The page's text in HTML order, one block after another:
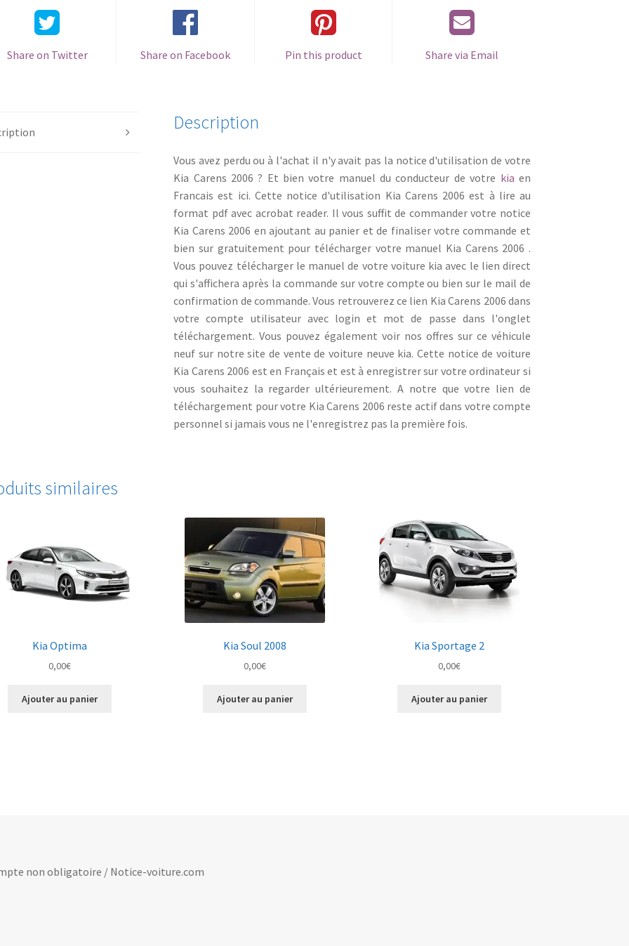
Share on Twitter Share on Facebook Pin this product Share via Email
Description
Vous avez perdu ou à l'achat il n'y avait pas la notice d'utilisation de votre
Kia Carens 2006 ? Et bien votre manuel du conducteur de votre kia en
Francais est ici. Cette notice d'utilisation Kia Carens 2006 est à lire au
format pdf avec acrobat reader. Il vous suffit de commander votre notice
Kia Carens 2006 en ajoutant au panier et de finaliser votre commande et
bien sur gratuitement pour télécharger votre manuel Kia Carens 2006 .
Vous pouvez télécharger le manuel de votre voiture kia avec le lien direct
qui s'affichera après la commande sur votre compte ou bien sur le mail de
confirmation de commande. Vous retrouverez ce lien Kia Carens 2006 dans
votre compte utilisateur avec login et mot de passe dans l'onglet
téléchargement. Vous pouvez également voir nos offres sur ce véhicule
neuf sur notre site de vente de voiture neuve kia. Cette notice de voiture
Kia Carens 2006 est en Français et est à enregistrer sur votre ordinateur si
vous souhaitez la regarder ultérieurement. A notre que votre lien de
téléchargement pour votre Kia Carens 2006 reste actif dans votre compte
personnel si jamais vous ne l'enregistrez pas la première fois.
similaires
Kia Optima
0,00€
Ajouter au panier
Kia Soul 2008
0,00€
Ajouter au panier
Kia Sportage 2
0,00€
Ajouter au panier
non obligatoire / Notice-voiture.com